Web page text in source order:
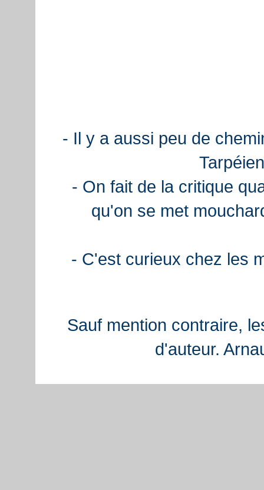
- Il y a aussi peu de
- On fait de la critique
qu'on se met
- C'est curieux chez les
Sauf mention contraire,
d'auteur.